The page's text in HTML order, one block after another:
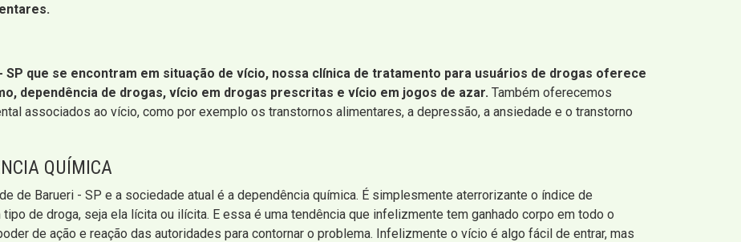
que se encontram em situação de vício, nossa clínica de tratamento para usuários de drogas oferece
dependência de drogas, vício em drogas prescritas e vício em jogos de azar. Também oferecemos
associados ao vício, como por exemplo os transtornos alimentares, a depressão, a ansiedade e o transtorno
QUÍMICA
de Barueri - SP e a sociedade atual é a dependência química. É simplesmente aterrorizante o índice de
de droga, seja ela lícita ou ilícita. E essa é uma tendência que infelizmente tem ganhado corpo em todo o
de ação e reação das autoridades para contornar o problema. Infelizmente o vício é algo fácil de entrar, mas